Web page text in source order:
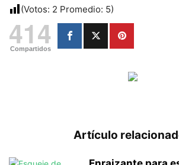
(Votos: 2 Promedio: 5)
414
Compartidos
Artículo